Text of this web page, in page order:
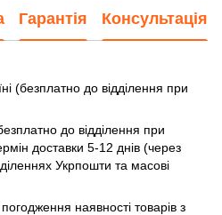
Гарантія Консультація
(безплатно до відділення при
до відділення при
доставки 5-12 днів (через
Укрпошти та масові
наявності товарів з